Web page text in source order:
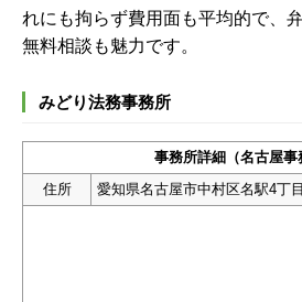
れにも拘らず費用面も平均的で、
無料相談も魅力です。
みどり法務事務所
事務所詳細（名古屋事
住所
愛知県名古屋市中村区名駅4丁